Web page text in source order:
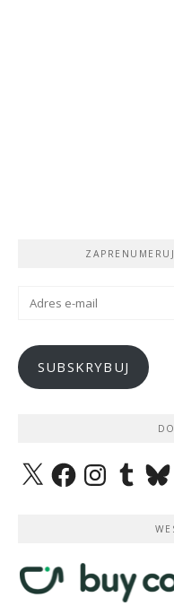
SUBSKRYBUJ
X FacebookInstagramTumblr